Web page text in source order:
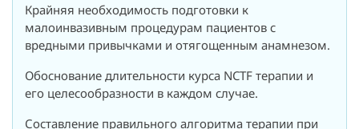
Крайняя необходимость подготовки к
малоинвазивным процедурам пациентов с
вредными привычками и отягощенным анамнезом.
Обоснование длительности курса NCTF терапии и
его целесообразности в каждом случае.
Составление правильного алгоритма терапии при